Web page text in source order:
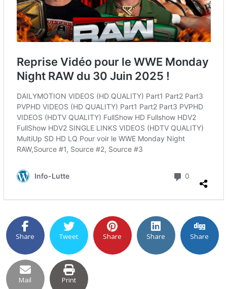
Share Tweet Share Share Share
Mail Print